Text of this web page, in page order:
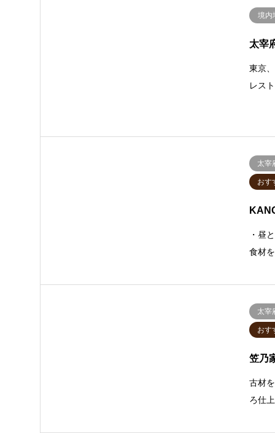
境内
太宰
東京
レス
太宰
おす
・昼
食材
太宰
おす
笠乃
古材
ろ仕